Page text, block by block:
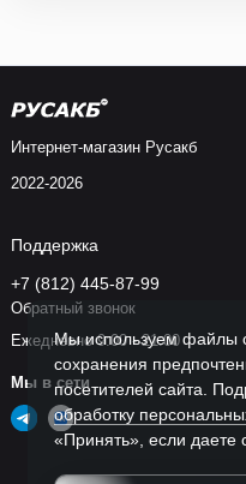
Мы используем файлы
сохранения
посетителей сайта.
обработку
«Принять», если даете
Интернет-магазин Русакб
2022-2026
Поддержка
+7 (812) 445-87-99
Обратный звонок
Ежедневно 9:00 - 21:00
Мы в сети